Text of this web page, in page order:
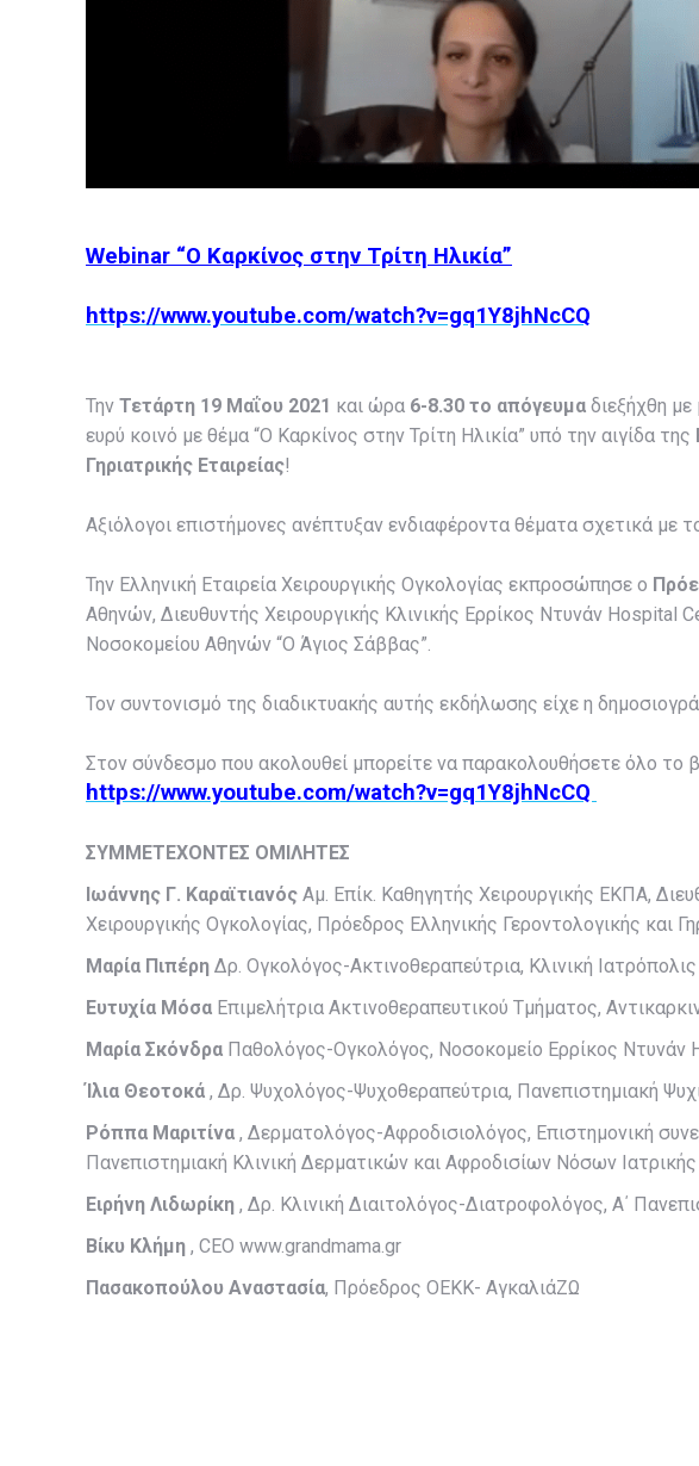
Webinar “Ο Καρκίνος στην Τρίτη Ηλικία”
https://www.youtube.com/watch?v=gq1Y8jhNcCQ
Την Τετάρτη 19 Μαΐου 2021 και ώρα 6-8.30 το απόγευμα διεξήχθη
ευρύ κοινό με θέμα “Ο Καρκίνος στην Τρίτη Ηλικία” υπό την αιγίδα της
Γηριατρικής Εταιρείας!
Αξιόλογοι επιστήμονες ανέπτυξαν ενδιαφέροντα θέματα σχετικά με
Την Ελληνική Εταιρεία Χειρουργικής Ογκολογίας εκπροσώπησε ο
Αθηνών, Διευθυντής Χειρουργικής Κλινικής Ερρίκος Ντυνάν Hospital
Νοσοκομείου Αθηνών “Ο Άγιος Σάββας”.
Τον συντονισμό της διαδικτυακής αυτής εκδήλωσης είχε η
Στον σύνδεσμο που ακολουθεί μπορείτε να παρακολουθήσετε όλο το
https://www.youtube.com/watch?v=gq1Y8jhNcCQ
ΣΥΜΜΕΤΕΧΟΝΤΕΣ ΟΜΙΛΗΤΕΣ
Ιωάννης Γ. Καραϊτιανός Αμ. Επίκ. Καθηγητής Χειρουργικής ΕΚΠΑ,
Χειρουργικής Ογκολογίας, Πρόεδρος Ελληνικής Γεροντολογικής και
Μαρία Πιπέρη Δρ. Ογκολόγος-Ακτινοθεραπεύτρια, Κλινική Ιατρόπολις
Ευτυχία Μόσα Επιμελήτρια Ακτινοθεραπευτικού Τμήματος,
Μαρία Σκόνδρα Παθολόγος-Ογκολόγος, Νοσοκομείο Ερρίκος Ντυνάν
Ίλια Θεοτοκά , Δρ. Ψυχολόγος-Ψυχοθεραπεύτρια, Πανεπιστημιακή
Ρόππα Μαριτίνα , Δερματολόγος-Αφροδισιολόγος, Επιστημονική
Πανεπιστημιακή Κλινική Δερματικών και Αφροδισίων Νόσων
Ειρήνη Λιδωρίκη , Δρ. Κλινική Διαιτολόγος-Διατροφολόγος, Α΄
Βίκυ Κλήμη , CEO www.grandmama.gr
Πασακοπούλου Αναστασία, Πρόεδρος ΟΕΚΚ- ΑγκαλιάΖΩ